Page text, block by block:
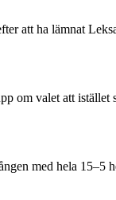
att ha lämnat
om valet att
med hela 15–5